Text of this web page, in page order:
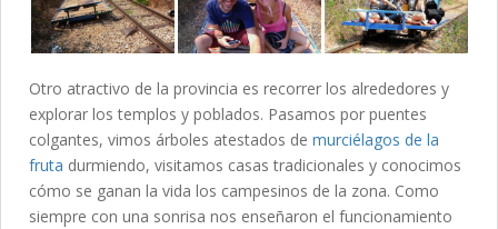
Otro atractivo de la provincia es recorrer los alrededores y
explorar los templos y poblados. Pasamos por puentes
colgantes, vimos árboles atestados de murciélagos de la
fruta durmiendo, visitamos casas tradicionales y conocimos
cómo se ganan la vida los campesinos de la zona. Como
siempre con una sonrisa nos enseñaron el funcionamiento